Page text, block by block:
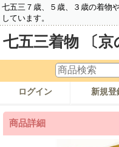
七五三７歳、５歳、３歳の着物
しています。
七五三着物 〔京
ログイン 新規登
商品詳細